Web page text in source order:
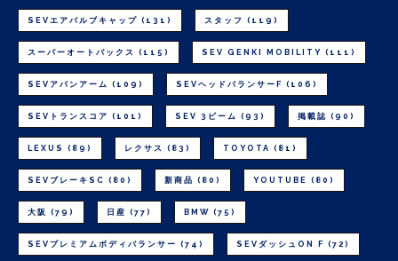
SEVエアバルブキャップ (131) スタッフ (119)
スーパーオートバックス (115) SEV GENKI MOBILITY (111)
SEVアバンアーム (109) SEVヘッドバランサーF (106)
SEVトランスコア (101) SEV 3ビーム (93) 掲載誌 (90)
LEXUS (89) レクサス (83) TOYOTA (81)
SEVブレーキSC (80) 新商品 (80) YOUTUBE (80)
大阪 (79) 日産 (77) BMW (75)
SEVプレミアムボディバランサー (74) SEVダッシュON F (72)